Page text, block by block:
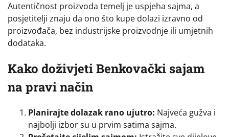
Autentičnost proizvoda temelj je uspjeha sajma, a
posjetitelji znaju da ono što kupe dolazi izravno od
proizvođača, bez industrijske proizvodnje ili umjetnih
dodataka.
Kako doživjeti Benkovački sajam
na pravi način
Planirajte dolazak rano ujutro: Najveća gužva i
najbolji izbor su u prvim satima sajma.